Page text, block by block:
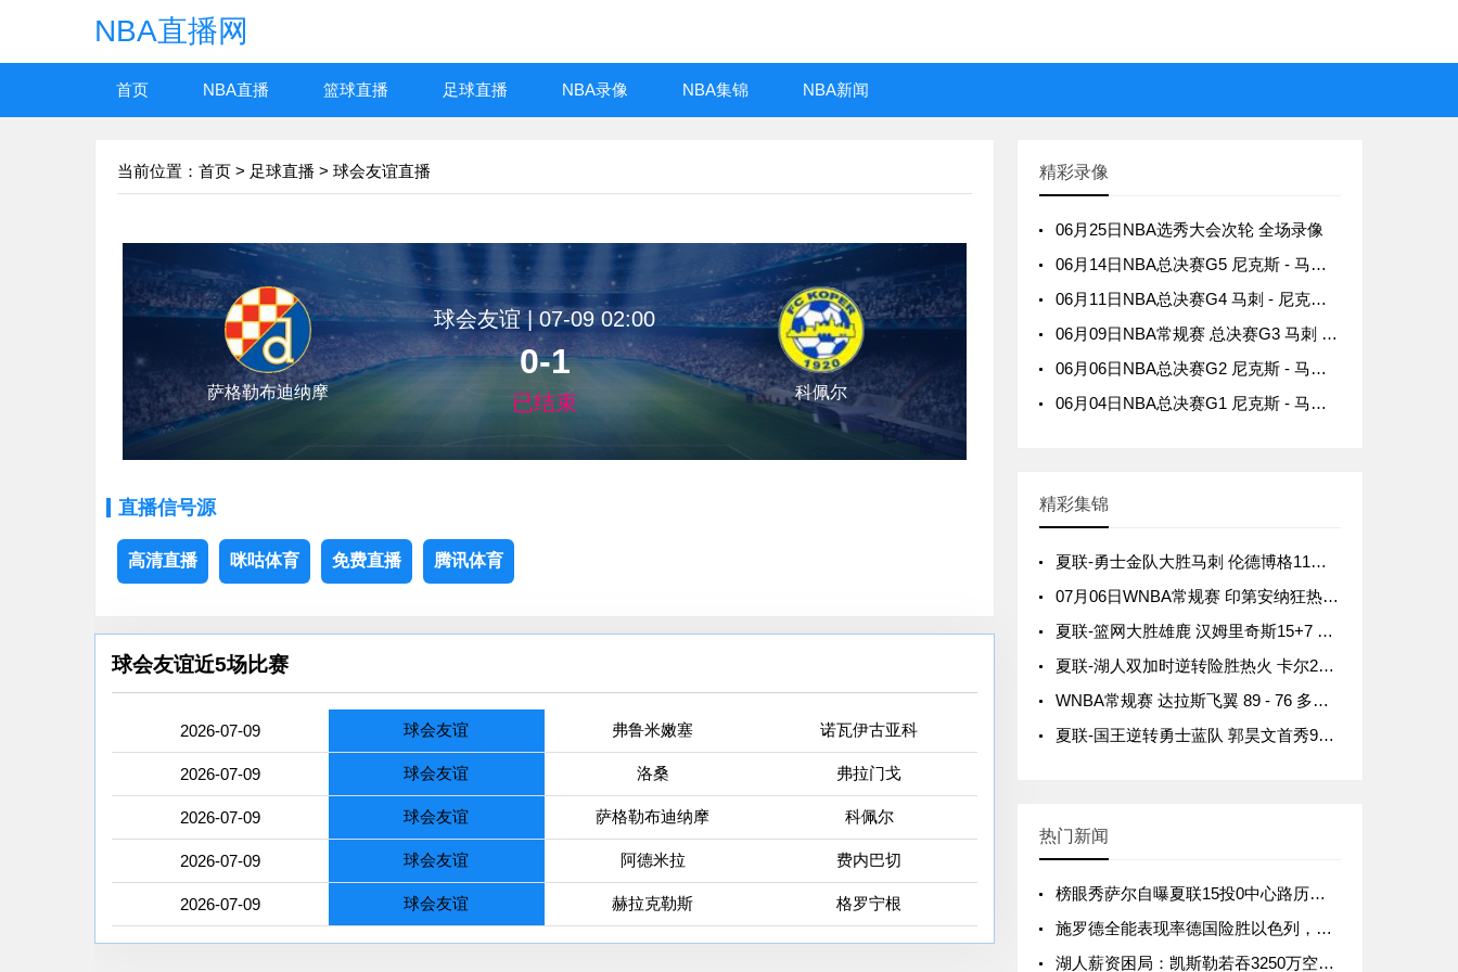
NBA直播网
首页 NBA直播 篮球直播 足球直播 NBA录像 NBA集锦 NBA新闻
当前位置： 首页 > 足球直播 > 球会友谊直播
萨格勒布迪纳摩
球会友谊 | 07-09 02:00
0-1
已结束 科佩尔
直播信号源
高清直播 咪咕体育 免费直播 腾讯体育
球会友谊近5场比赛
2026-07-09 球会友谊 弗鲁米嫩塞 诺瓦伊古亚科
2026-07-09 球会友谊 洛桑 弗拉门戈
2026-07-09 球会友谊 萨格勒布迪纳摩 科佩尔
2026-07-09 球会友谊 阿德米拉 费内巴切
2026-07-09 球会友谊 赫拉克勒斯 格罗宁根
精彩录像
06月25日NBA选秀大会次轮 全场录像
06月14日NBA总决赛G5 尼克斯 - 马刺 全场录像
06月11日NBA总决赛G4 马刺 - 尼克斯 全场录像
06月09日NBA常规赛 总决赛G3 马刺 - 尼克斯 全场录像
06月06日NBA总决赛G2 尼克斯 - 马刺 全场录像
06月04日NBA总决赛G1 尼克斯 - 马刺 全场录像
精彩集锦
夏联-勇士金队大胜马刺 伦德博格11分8板2帽 李贤重11分
07月06日WNBA常规赛 印第安纳狂热84-68拉斯维加斯王牌 全场集锦
夏联-篮网大胜雄鹿 汉姆里奇斯15+7 波士顿14分
夏联-湖人双加时逆转险胜热火 卡尔26+8 沃特森补篮绝杀
WNBA常规赛 达拉斯飞翼 89 - 76 多伦多节奏 全场集锦
夏联-国王逆转勇士蓝队 郭昊文首秀9分钟4分3助 夏普18分
热门新闻
榜眼秀萨尔自曝夏联15投0中心路历程：那晚篮筐像加了盖
施罗德全能表现率德国险胜以色列，世预赛提前晋级下一轮
湖人薪资困局：凯斯勒若吞3250万空间，引援资金恐遭腰斩